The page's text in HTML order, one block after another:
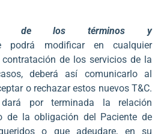
de los términos y
podrá modificar en cualquier
de los servicios de la
deberá así comunicarlo al
o rechazar estos nuevos T&C.
por terminada la relación
de la obligación del Paciente de
o que adeudare, en su